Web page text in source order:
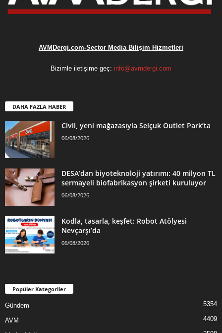
AVMDergi.com-Sector Media Bilişim Hizmetleri
Bizimle iletişime geç: info@avmdergi.com
DAHA FAZLA HABER
Civil, yeni mağazasıyla Selçuk Outlet Park’ta
06/08/2026
DESA’dan biyoteknoloji yatırımı: 40 milyon TL
sermayeli biofabrikasyon şirketi kuruluyor
06/08/2026
Kodla, tasarla, keşfet: Robot Atölyesi
Nevçarşı’da
06/08/2026
Popüler Kategoriler
Gündem 5354
AVM 4409